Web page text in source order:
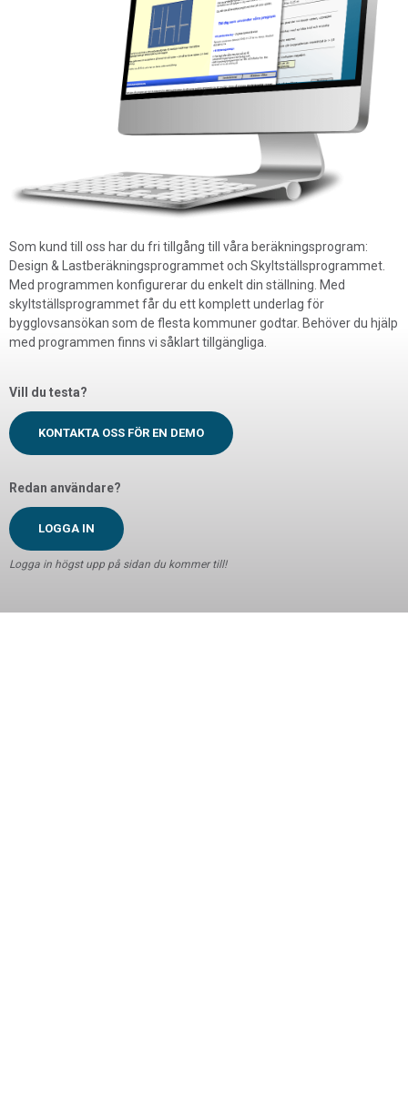
Som kund till oss har du fri tillgång till våra beräkningsprogram:
Design & Lastberäkningsprogrammet och Skyltställsprogrammet.
Med programmen konfigurerar du enkelt din ställning. Med
skyltställsprogrammet får du ett komplett underlag för
bygglovsansökan som de flesta kommuner godtar. Behöver du hjälp
med programmen finns vi såklart tillgängliga.
Vill du testa?
KONTAKTA OSS FÖR EN DEMO
Redan användare?
LOGGA IN
Logga in högst upp på sidan du kommer till!